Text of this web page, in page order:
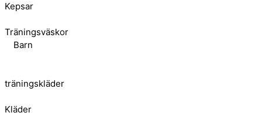
Kepsar
Träningsväskor
Barn
träningskläder
Kläder